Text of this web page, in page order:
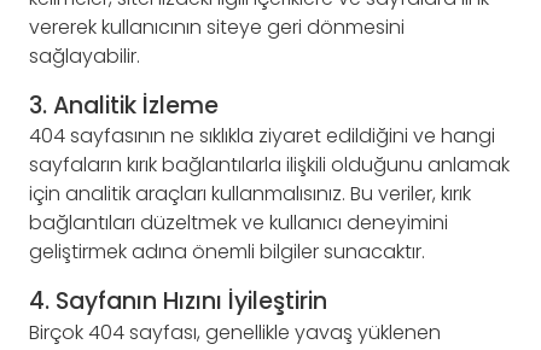
vererek kullanıcının siteye geri dönmesini
sağlayabilir.
3. Analitik İzleme
404 sayfasının ne sıklıkla ziyaret edildiğini ve hangi
sayfaların kırık bağlantılarla ilişkili olduğunu anlamak
için analitik araçları kullanmalısınız. Bu veriler, kırık
bağlantıları düzeltmek ve kullanıcı deneyimini
geliştirmek adına önemli bilgiler sunacaktır.
4. Sayfanın Hızını İyileştirin
Birçok 404 sayfası, genellikle yavaş yüklenen